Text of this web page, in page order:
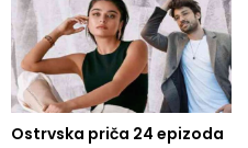
Ostrvska priča 24 epizoda